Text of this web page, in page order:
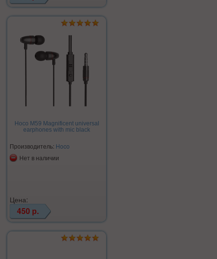
Hoco M59 Magnificent universal
earphones with mic black
Производитель: Hoco
Нет в наличии
Цена:
450 р.